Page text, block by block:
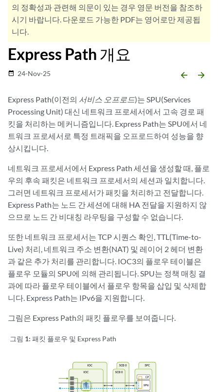
의 정확성과 관련해 의문이 있는 경우 영문 버전을 참조하
시기 바랍니다. 다운로드 가능한 PDF는 영어로만 제공됩
니다.
Express Path 개요
date_range 24-Nov-25 arrow_backward arrow_forward
Express Path(이전의 서비스 오프로드)는 SPU(Services
Processing Unit) 대신 네트워크 프로세서에서 고속 경로 패
킷을 처리하는 메커니즘입니다. Express Path는 SPU에서 네
트워크 프로세서로 특정 트래픽을 오프로드하여 성능을 향
상시킵니다.
네트워크 프로세서에서 Express Path 세션을 생성할 때, 플로
우의 후속 패킷은 네트워크 프로세서의 세션과 일치합니다.
그러면 네트워크 프로세서가 패킷을 처리하고 전달합니다.
Express Path는 노드 간 세션에 대해 HA 전달을 지원하지 않
으므로 노드 간 비대칭 라우팅을 구성할 수 없습니다.
또한 네트워크 프로세서는 TCP 시퀀스 확인, TTL(Time-to-
Live) 처리, 네트워크 주소 변환(NAT) 및 레이어 2 헤더 변환
과 같은 추가 처리를 관리합니다. IOC3의 플로우 테이블은
플로우 모듈의 SPU에 의해 관리됩니다. SPU는 정책 매칭 결
과에 따라 플로우 테이블에서 플로우 항목을 삽입 및 삭제합
니다. Express Path는 IPv6을 지원합니다.
그림은 Express Path의 패킷 플로우를 보여줍니다.
그림 1: 패킷 플로우 및 Express Path